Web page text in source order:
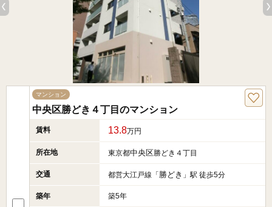
マンション
中央区勝どき４丁目のマンション
賃料 13.8万円
所在地 東京都中央区勝どき４丁目
交通 都営大江戸線「 勝どき 」駅 徒歩5分
築年 築5年